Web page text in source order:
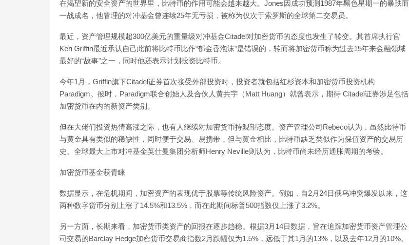
在渴望新的安全资产的世界里，比特币的作用可能会越来越大。Jones因成功预测1987年黑色星期一的暴跌而
一战成名，他管理的对冲基金曾连续25年无亏损，被称为仅次于索罗斯的全球第二交易员。
最近，资产管理规模超300亿美元的重量级对冲基金Citadel对加密货币的态度也发生了转变。其首席执行官
Ken Griffin最近承认自己此前将比特币比作“郁金香泡沫”是错误的，转而将加密货币称为过去15年来金融领域
最好的“故事”之一，同时他还表示计划投资比特币。
今年1月，Griffin旗下Citadel证券首次接受外部投资时，投资者就包括红杉资本和加密货币投资机构
Paradigm。彼时，Paradigm联合创始人及合伙人黄共宇（Matt Huang）就曾表示，期待 Citadel证券涉足包括
加密货币在内的新资产类别。
但在大佬们投资热情高涨之际，也有人继续对加密货币持观望态度。资产管理公司Rebeco认为，虽然比特币
与黄金具有类似的稀缺性，同时便于交易、易携带，但与黄金相比，比特币缺乏类似作为保值资产的交易历
史。全球最大上市对冲基金英仕曼集团分析师Henry Neville则认为，比特币尚未经历通胀周期的考验。
加密货币基金获青睐
数据显示，在危机期间，加密资产的表现优于股票等传统风险资产。例如，自2月24日俄乌冲突爆发以来，这
两种数字货币分别上涨了14.5%和13.5%，而在此期间标普500指数仅上涨了3.2%。
另一方面，长期来看，加密货币类资产的回报在逐步趋稳。根据3月14日数据，旨在追踪加密货币资产管理公
司交易的Barclay Hedge加密货币交易商指数2月跌幅仅为1.5%，远低于其1月的13%，以及去年12月的10%。